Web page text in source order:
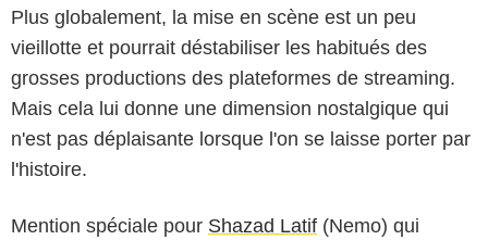
Plus globalement, la mise en scène est un peu
vieillotte et pourrait déstabiliser les habitués des
grosses productions des plateformes de streaming.
Mais cela lui donne une dimension nostalgique qui
n'est pas déplaisante lorsque l'on se laisse porter par
l'histoire.
Mention spéciale pour Shazad Latif (Nemo) qui